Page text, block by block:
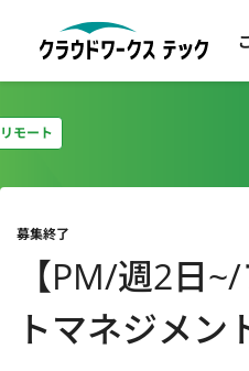
モート
募集終了
【PM/週2日
トマネジメン